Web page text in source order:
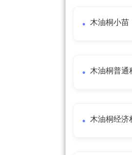
木油桐小苗
木油桐普通
木油桐经济